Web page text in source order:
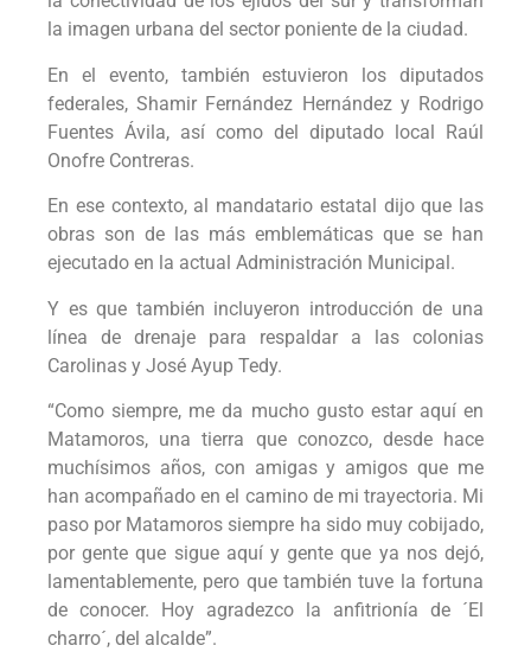
la imagen urbana del sector poniente de la ciudad.
En el evento, también estuvieron los diputados
federales, Shamir Fernández Hernández y Rodrigo
Fuentes Ávila, así como del diputado local Raúl
Onofre Contreras.
En ese contexto, al mandatario estatal dijo que las
obras son de las más emblemáticas que se han
ejecutado en la actual Administración Municipal.
Y es que también incluyeron introducción de una
línea de drenaje para respaldar a las colonias
Carolinas y José Ayup Tedy.
“Como siempre, me da mucho gusto estar aquí en
Matamoros, una tierra que conozco, desde hace
muchísimos años, con amigas y amigos que me
han acompañado en el camino de mi trayectoria. Mi
paso por Matamoros siempre ha sido muy cobijado,
por gente que sigue aquí y gente que ya nos dejó,
lamentablemente, pero que también tuve la fortuna
de conocer. Hoy agradezco la anfitrionía de ´El
charro´, del alcalde”.